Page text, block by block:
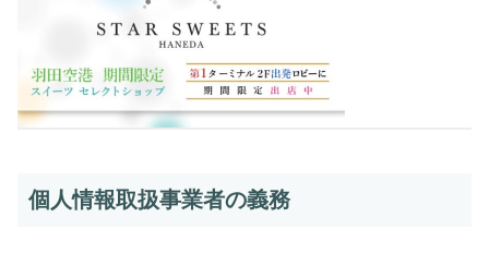
個人情報取扱事業者の義務